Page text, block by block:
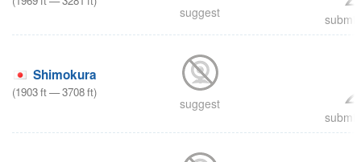
suggest
Shimokura
(1903ft—3708ft)
suggest